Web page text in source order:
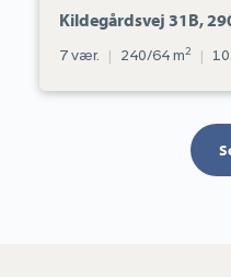
Kildegårdsvej 31B,
7 vær. | 240/64 m2 |